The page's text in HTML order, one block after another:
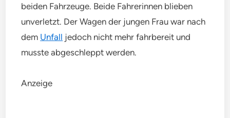
beiden Fahrzeuge. Beide Fahrerinnen blieben
unverletzt. Der Wagen der jungen Frau war nach
dem Unfall jedoch nicht mehr fahrbereit und
musste abgeschleppt werden.
Anzeige